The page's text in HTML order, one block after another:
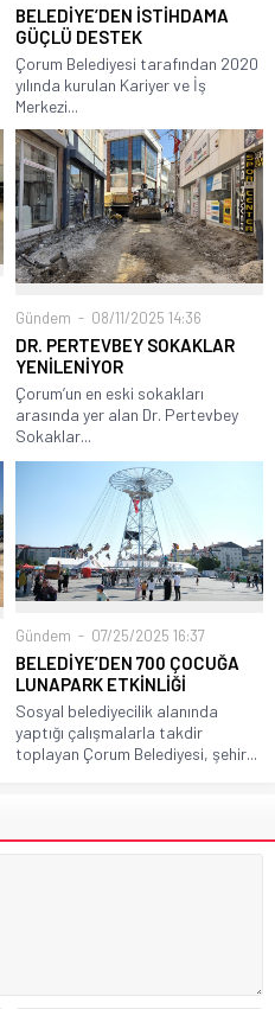
BELEDİYE’DEN İSTİHDAMA
GÜÇLÜ DESTEK
Çorum Belediyesi tarafından 2020
yılında kurulan Kariyer ve İş
Merkezi...
Gündem 08/11/2025 14:36
DR. PERTEVBEY SOKAKLAR
YENİLENİYOR
Çorum’un en eski sokakları
arasında yer alan Dr. Pertevbey
Sokaklar...
Gündem 07/25/2025 16:37
BELEDİYE’DEN 700 ÇOCUĞA
LUNAPARK ETKİNLİĞİ
Sosyal belediyecilik alanında
yaptığı çalışmalarla takdir
toplayan Çorum Belediyesi, şehir...